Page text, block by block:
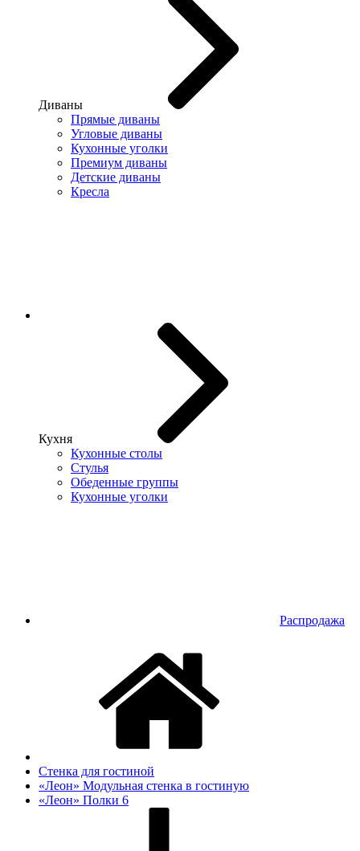
Диваны
Прямые диваны
Угловые диваны
Кухонные уголки
Премиум диваны
Детские диваны
Кресла
Кухня
Кухонные столы
Стулья
Обеденные группы
Кухонные уголки
Распродажа
Стенка для гостиной
«Леон» Модульная стенка в гостиную
«Леон» Полки 6